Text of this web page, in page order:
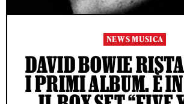
NEWS MUSICA
DAVID BOWIE
I PRIMI ALBUM. È